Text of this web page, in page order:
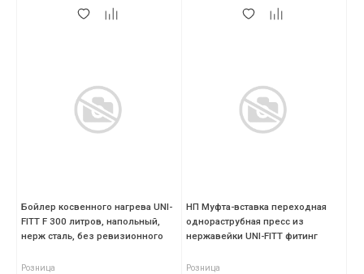
Бойлер косвенного нагрева UNI-
FITT F 300 литров, напольный,
нерж сталь, без ревизионного
Розница
НП Муфта-вставка переходная
однораструбная пресс из
нержавейки UNI-FITT фитинг
Розница